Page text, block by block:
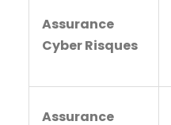
Assurance
Cyber Risques
Assurance